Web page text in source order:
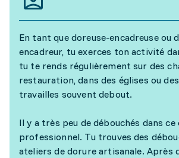
En tant que doreuse-encadreuse ou
encadreur, tu exerces ton activité
tu te rends régulièrement sur des
restauration, dans des églises ou
travailles souvent debout.
Il y a très peu de débouchés dans ce
professionnel. Tu trouves des
ateliers de dorure artisanale. Après